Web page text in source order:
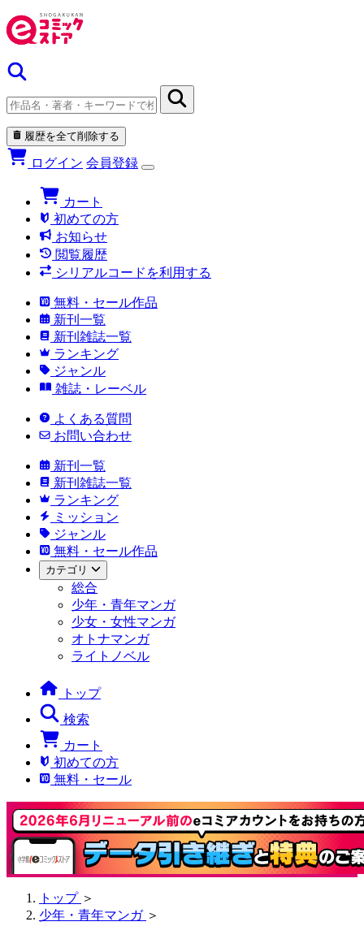
履歴を全て削除する
ログイン 会員登録
カート
初めての方
お知らせ
閲覧履歴
シリアルコードを利用する
無料・セール作品
新刊一覧
新刊雑誌一覧
ランキング
ジャンル
雑誌・レーベル
よくある質問
お問い合わせ
新刊一覧
新刊雑誌一覧
ランキング
ミッション
ジャンル
無料・セール作品
カテゴリ
総合
少年・青年マンガ
少女・女性マンガ
オトナマンガ
ライトノベル
トップ
検索
カート
初めての方
無料・セール
トップ ＞
少年・青年マンガ ＞